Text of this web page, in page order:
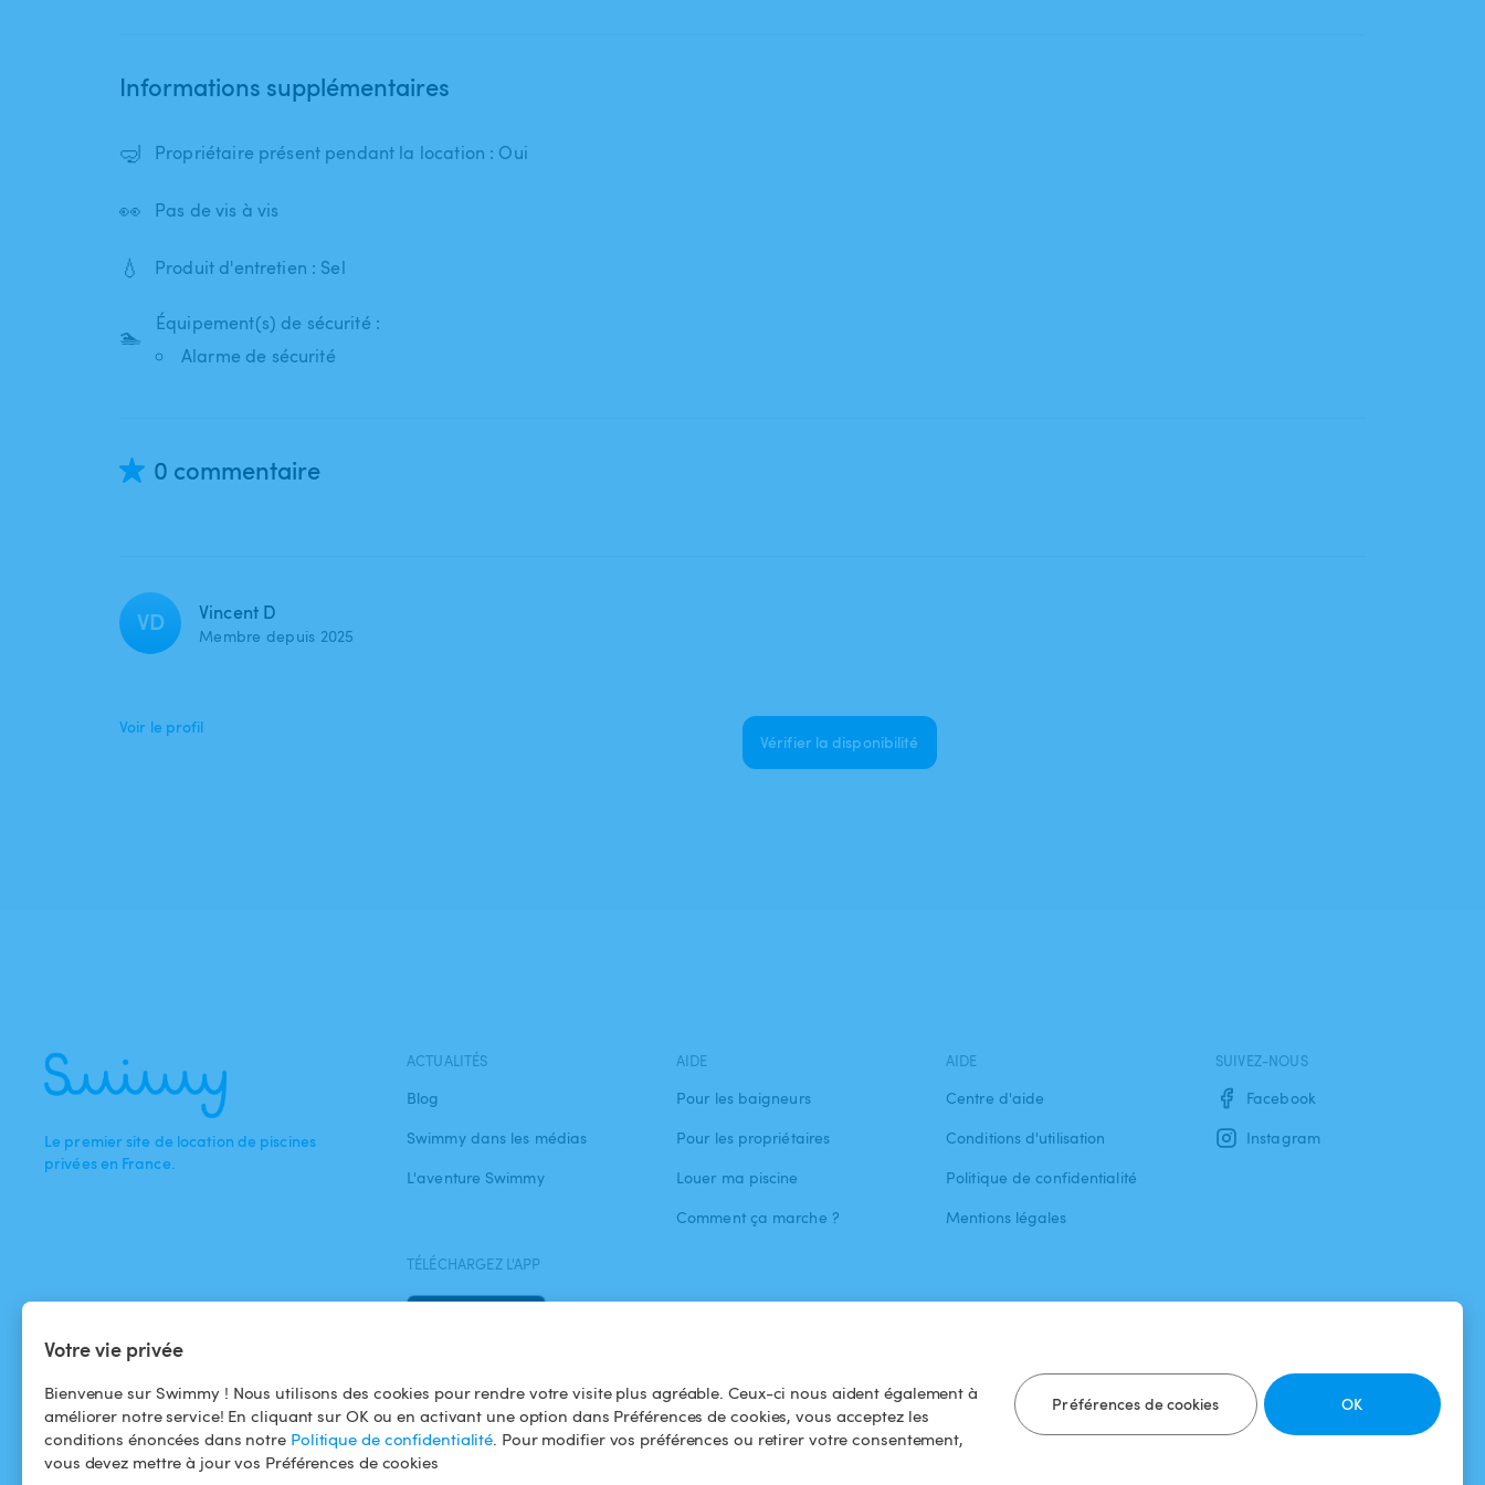
Votre vie privée
Bienvenue sur Swimmy ! Nous utilisons des cookies pour rendre votre visite plus agréable. Ceux-ci nous aident également à
améliorer notre service! En cliquant sur OK ou en activant une option dans Préférences de cookies, vous acceptez les
conditions énoncées dans notre Politique de confidentialité. Pour modifier vos préférences ou retirer votre consentement,
vous devez mettre à jour vos Préférences de cookies
Préférences de cookies OK
Informations supplémentaires
🤿 Propriétaire présent pendant la location : Oui
👀 Pas de vis à vis
💧 Produit d'entretien : Sel
🏊
Équipement(s) de sécurité :
Alarme de sécurité
0 commentaire
VD Vincent D
Membre depuis 2025
Voir le profil
Vérifier la disponibilité
Le premier site de location de piscines
privées en France.
ACTUALITÉS
Blog
Swimmy dans les médias
L'aventure Swimmy
AIDE
Pour les baigneurs
Pour les propriétaires
Louer ma piscine
Comment ça marche ?
AIDE
Centre d'aide
Conditions d'utilisation
Politique de confidentialité
Mentions légales
SUIVEZ-NOUS
Facebook
Instagram
TÉLÉCHARGEZ L'APP